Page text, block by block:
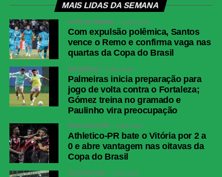
MAIS LIDAS DA SEMANA
COPA DO BRASIL 3 dias atrás
Com expulsão polêmica, Santos
vence o Remo e confirma vaga nas
quartas da Copa do Brasil
PALMEIRAS 4 dias atrás
Palmeiras inicia preparação para
jogo de volta contra o Fortaleza;
Gómez treina no gramado e
Paulinho vira preocupação
ATHLETICO-PR 4 dias atrás
Athletico-PR bate o Vitória por 2 a
0 e abre vantagem nas oitavas da
Copa do Brasil
ATLÉTICO-MG 3 dias atrás